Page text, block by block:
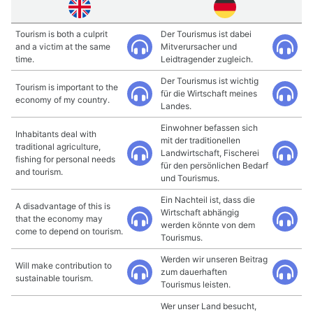
Tourism is both a culprit
and a victim at the same
time.
Der Tourismus ist dabei
Mitverursacher und
Leidtragender zugleich.
Tourism is important to the
economy of my country.
Der Tourismus ist wichtig
für die Wirtschaft meines
Landes.
Inhabitants deal with
traditional agriculture,
fishing for personal needs
and tourism.
Einwohner befassen sich
mit der traditionellen
Landwirtschaft, Fischerei
für den persönlichen Bedarf
und Tourismus.
A disadvantage of this is
that the economy may
come to depend on tourism.
Ein Nachteil ist, dass die
Wirtschaft abhängig
werden könnte von dem
Tourismus.
Will make contribution to
sustainable tourism.
Werden wir unseren Beitrag
zum dauerhaften
Tourismus leisten.
Wer unser Land besucht,